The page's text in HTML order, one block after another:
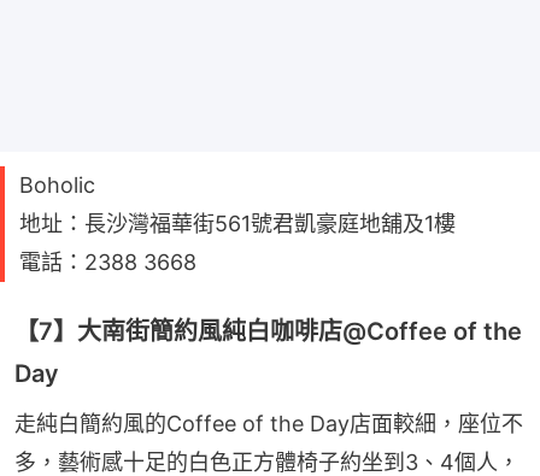
Boholic
地址：長沙灣福華街561號君凱豪庭地舖及1樓
電話：2388 3668
【7】大南街簡約風純白咖啡店@Coffee of the
Day
走純白簡約風的Coffee of the Day店面較細，座位不
多，藝術感十足的白色正方體椅子約坐到3、4個人，